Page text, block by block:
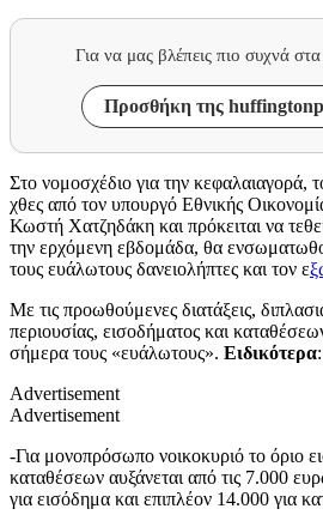
Για να μας βλέπεις πιο συχνά
Προσθήκη της
Στο νομοσχέδιο για την κεφαλαιαγορά,
χθες από τον υπουργό Εθνικής
Κωστή Χατζηδάκη και πρόκειται να
την ερχόμενη εβδομάδα, θα
τους ευάλωτους δανειολήπτες και τον ε
Με τις προωθούμενες διατάξεις,
περιουσίας, εισοδήματος και
σήμερα τους «ευάλωτους». Ειδικότερα:
Advertisement
Advertisement
-Για μονοπρόσωπο νοικοκυριό το όριο
καταθέσεων αυξάνεται από τις 7.000
για εισόδημα και επιπλέον 14.000 για